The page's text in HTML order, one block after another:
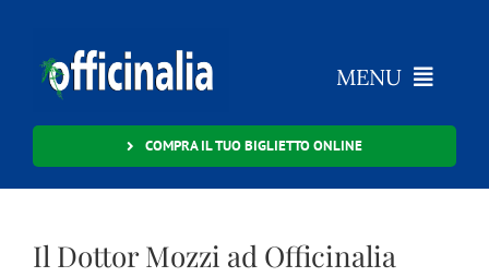
contenuto
MENU
Cosa è Officinalia?
COMPRA IL TUO BIGLIETTO ONLINE
Il Dottor Mozzi ad Officinalia